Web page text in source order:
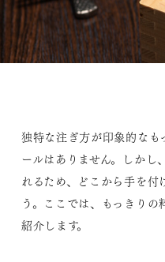
独特な注ぎ方が印象的なも
ールはありません。しかし
れるため、どこから手を付
う。ここでは、もっきり
紹介します。